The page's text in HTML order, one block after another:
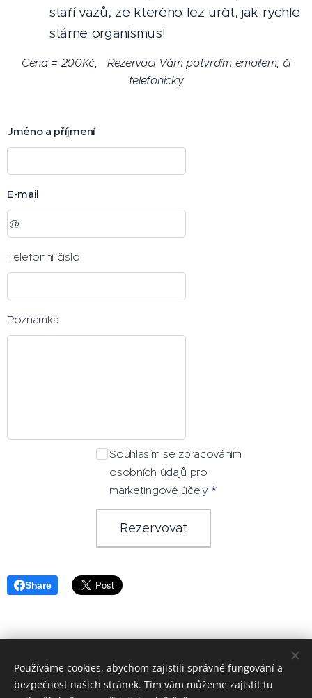
staří vazů, ze kterého lez určit, jak rychle
stárne organismus!
Cena = 200Kč, Rezervaci Vám potvrdím emailem, či
telefonicky
Jméno a příjmení
E-mail
Telefonní číslo
Poznámka
Souhlasím se zpracováním
osobních údajů pro
marketingové účely
Rezervovat
Share
Používáme cookies, abychom zajistili správné fungování a
bezpečnost našich stránek. Tím vám můžeme zajistit tu